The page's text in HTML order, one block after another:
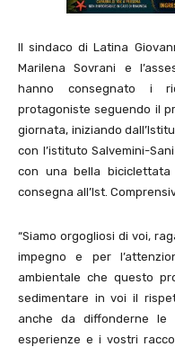
Il sindaco di Latina
Marilena Sovrani e
hanno consegnato i
protagoniste seguendo il
giornata, iniziando
con l’istituto Salvemini-
con una bella biciclettata
consegna all’Ist.
“Siamo orgogliosi di voi,
impegno e per
ambientale che questo
sedimentare in voi il
anche da diffonderne le
esperienze e i vostri